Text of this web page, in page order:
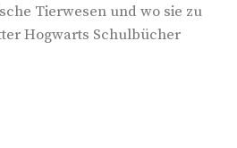
Tierwesen und wo sie zu
Hogwarts Schulbücher